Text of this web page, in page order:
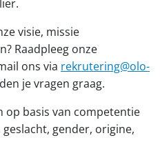
visie, missie
Raadpleeg onze
ons via rekrutering@olo-
je vragen graag.
op basis van competentie
gender, origine,